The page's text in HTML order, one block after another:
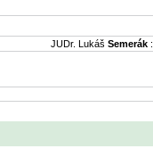
JUDr. Lukáš Semerák :